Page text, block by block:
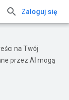
Zaloguj się
na Twój
przez AI mogą